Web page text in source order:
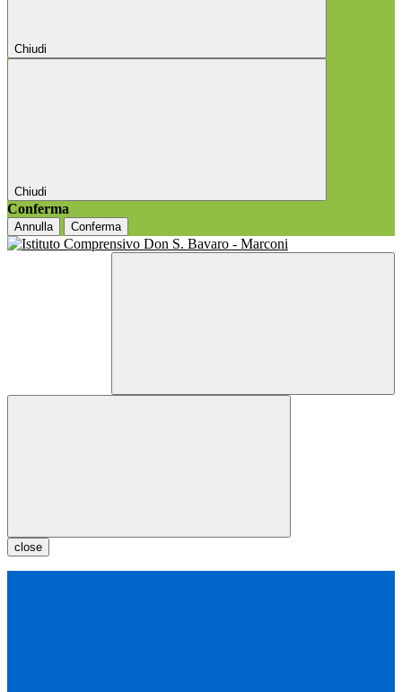
Chiudi
Chiudi
Conferma
Annulla Conferma
close